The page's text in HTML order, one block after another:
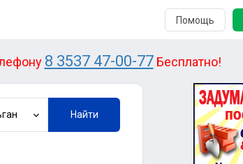
Помощь
8 3537 47-00-77Бесплатно!
Найти